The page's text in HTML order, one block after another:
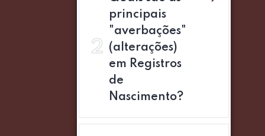
2
principais
"averbações"
(alterações)
em Registros
de
Nascimento?